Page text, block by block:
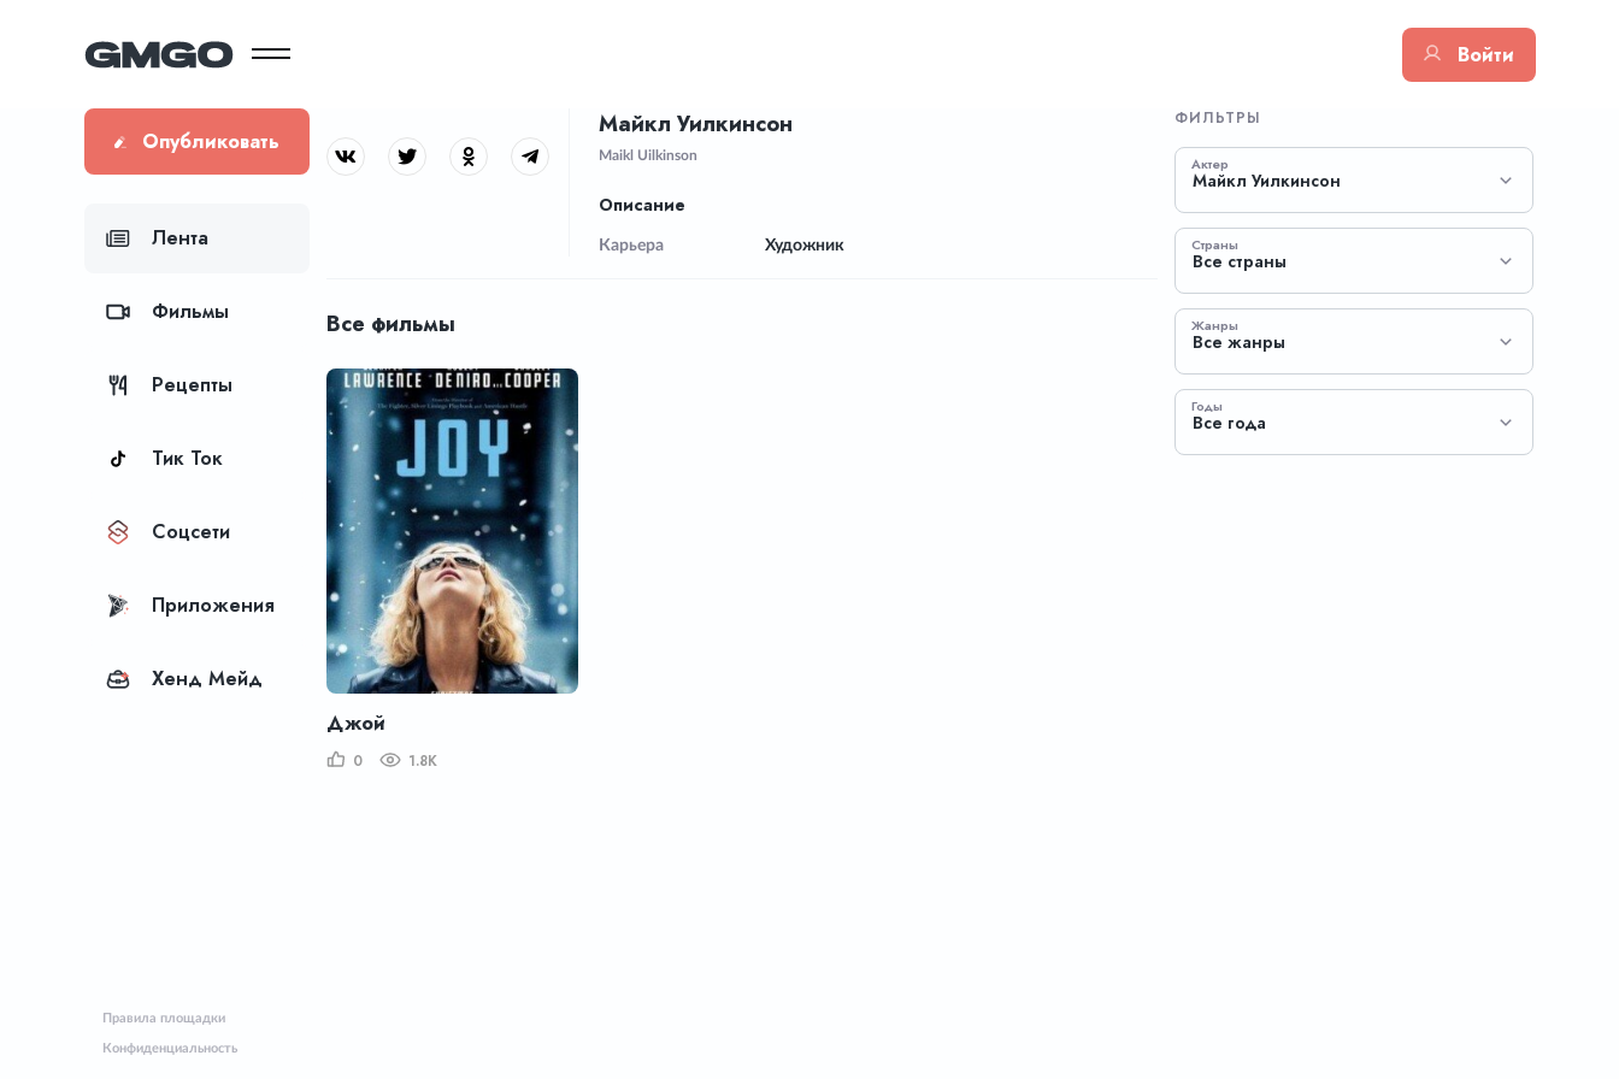
Войти
Опубликовать
Лента
Фильмы
Рецепты
Тик Ток
Соцсети
Приложения
Хенд Мейд
Правила площадки
Конфиденциальность
Майкл Уилкинсон
Maikl Uilkinson
Описание
Карьера Художник
Все фильмы
Джой
0 1.8K
ФИЛЬТРЫ
Актер
Майкл Уилкинсон
Страны
Все страны
Жанры
Все жанры
Годы
Все года